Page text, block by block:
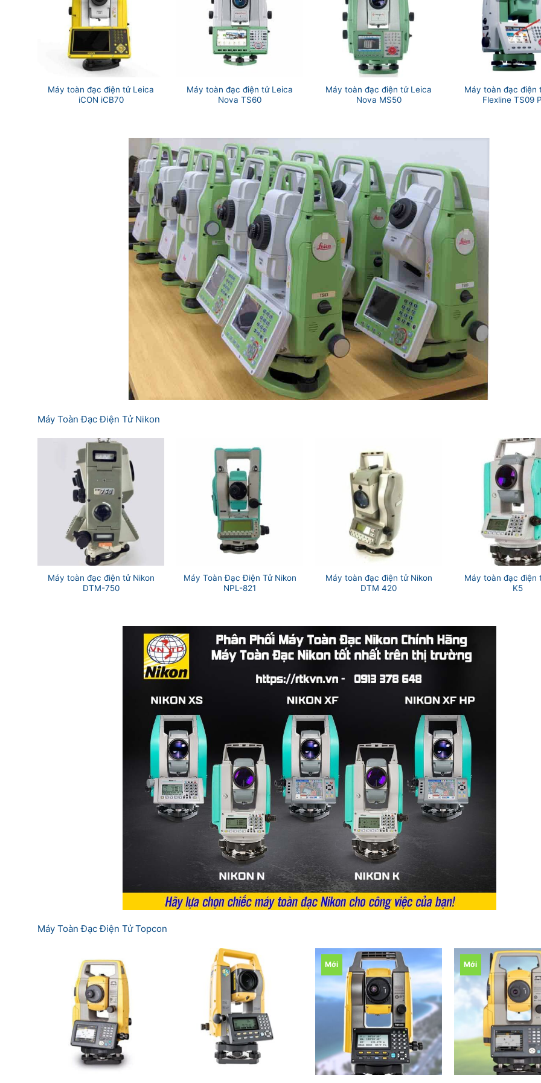
Máy toàn đạc điện tử Leica
iCON iCB70
Máy toàn đạc điện tử Leica
Nova TS60
Máy toàn đạc điện tử Leica
Nova MS50
Máy toàn đạc điện
Flexline TS09
Máy Toàn Đạc Điện Tử Nikon
Máy toàn đạc điện tử Nikon
DTM-750
Máy Toàn Đạc Điện Tử Nikon
NPL-821
Máy toàn đạc điện tử Nikon
DTM 420
Máy toàn đạc điện
K5
Máy Toàn Đạc Điện Tử Topcon
Mới Mới